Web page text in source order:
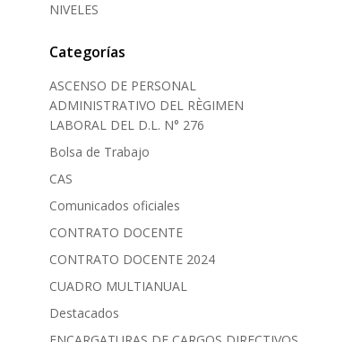
NIVELES
Categorías
ASCENSO DE PERSONAL
ADMINISTRATIVO DEL RÈGIMEN
LABORAL DEL D.L. N° 276
Bolsa de Trabajo
CAS
Comunicados oficiales
CONTRATO DOCENTE
CONTRATO DOCENTE 2024
CUADRO MULTIANUAL
Destacados